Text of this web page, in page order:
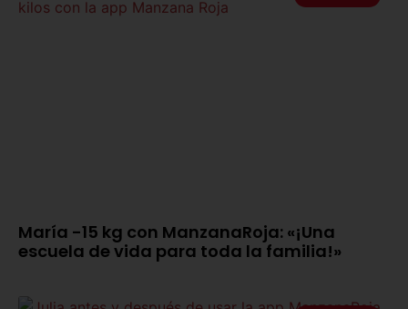
María -15 kg con ManzanaRoja: «¡Una
escuela de vida para toda la familia!»